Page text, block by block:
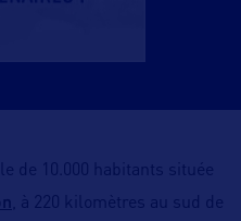
de 10.000 habitants située
, à 220 kilomètres au sud de